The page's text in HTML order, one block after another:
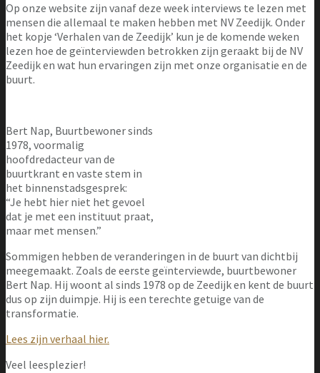
Op onze website zijn vanaf deze week interviews te lezen met
mensen die allemaal te maken hebben met NV Zeedijk. Onder
het kopje ‘Verhalen van de Zeedijk’ kun je de komende weken
lezen hoe de geïnterviewden betrokken zijn geraakt bij de NV
Zeedijk en wat hun ervaringen zijn met onze organisatie en de
buurt.
Bert Nap, Buurtbewoner sinds
1978, voormalig
hoofdredacteur van de
buurtkrant en vaste stem in
het binnenstadsgesprek:
“Je hebt hier niet het gevoel
dat je met een instituut praat,
maar met mensen.”
Sommigen hebben de veranderingen in de buurt van dichtbij
meegemaakt. Zoals de eerste geïnterviewde, buurtbewoner
Bert Nap. Hij woont al sinds 1978 op de Zeedijk en kent de buurt
dus op zijn duimpje. Hij is een terechte getuige van de
transformatie.
Lees zijn verhaal hier.
Veel leesplezier!